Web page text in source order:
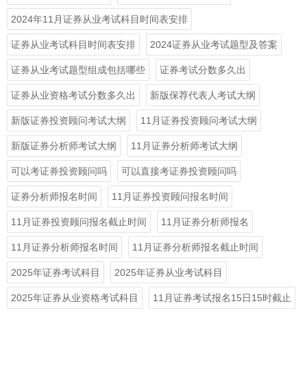
2024年11月证券从业考试科目时间表安排
证券从业考试科目时间表安排 2024证券从业考试题型及答案
证券从业考试题型组成包括哪些 证券考试分数多久出
证券从业资格考试分数多久出 新版保荐代表人考试大纲
新版证券投资顾问考试大纲 11月证券投资顾问考试大纲
新版证券分析师考试大纲 11月证券分析师考试大纲
可以考证券投资顾问吗 可以直接考证券投资顾问吗
证券分析师报名时间 11月证券投资顾问报名时间
11月证券投资顾问报名截止时间 11月证券分析师报名
11月证券分析师报名时间 11月证券分析师报名截止时间
2025年证券考试科目 2025年证券从业考试科目
2025年证券从业资格考试科目 11月证券考试报名15日15时截止